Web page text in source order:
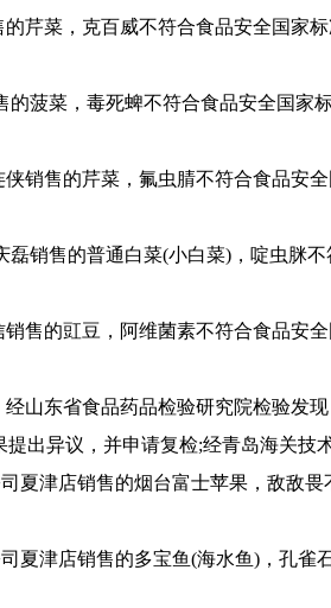
菜，克百威不符合食品安全国家标
菠菜，毒死蜱不符合食品安全国家
售的芹菜，氟虫腈不符合食品安全
销售的普通白菜(小白菜)，啶虫脒不
的豇豆，阿维菌素不符合食品安全
东省食品药品检验研究院检验发现
出异议，并申请复检;经青岛海关技
津店销售的烟台富士苹果，敌敌畏
津店销售的多宝鱼(海水鱼)，孔雀